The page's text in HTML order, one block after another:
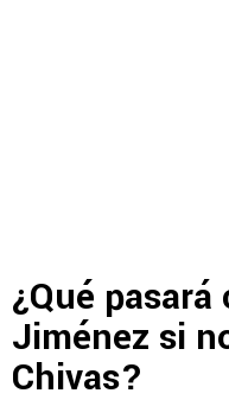
¿Qué pasará
Jiménez si
Chivas?